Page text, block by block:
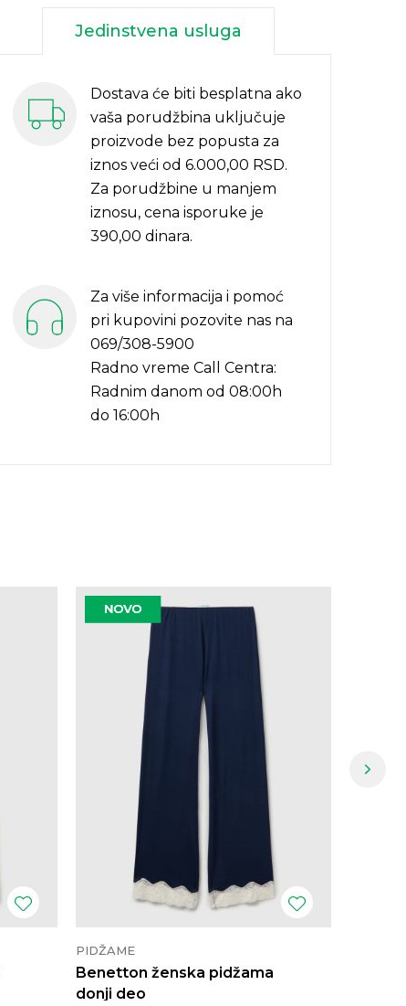
Jedinstvena usluga
Dostava će biti besplatna ako
vaša porudžbina uključuje
proizvode bez popusta za
iznos veći od 6.000,00 RSD.
Za porudžbine u manjem
iznosu, cena isporuke je
390,00 dinara.
Za više informacija i pomoć
pri kupovini pozovite nas na
069/308-5900
Radno vreme Call Centra:
Radnim danom od 08:00h
do 16:00h
PIDŽAME
Benetton ženska pidžama
donji deo